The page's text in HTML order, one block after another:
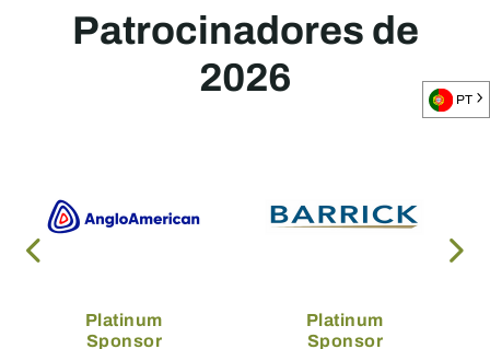
Patrocinadores de
2026
Platinum
Sponsor
Platinum
Sponsor
PT